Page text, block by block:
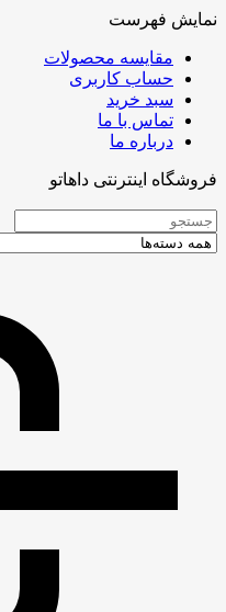
نمایش فهرست
مقایسه محصولات
حساب کاربری
سبد خرید
تماس با ما
درباره ما
فروشگاه اینترنتی داهاتو